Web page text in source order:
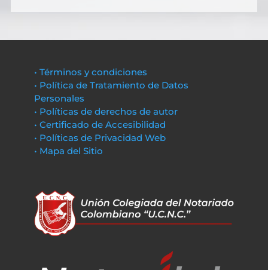
• Términos y condiciones
• Política de Tratamiento de Datos
Personales
• Políticas de derechos de autor
• Certificado de Accesibilidad
• Políticas de Privacidad Web
• Mapa del Sitio